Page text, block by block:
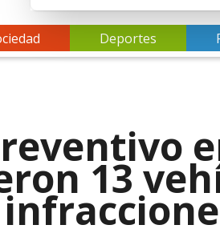
Deportes
13